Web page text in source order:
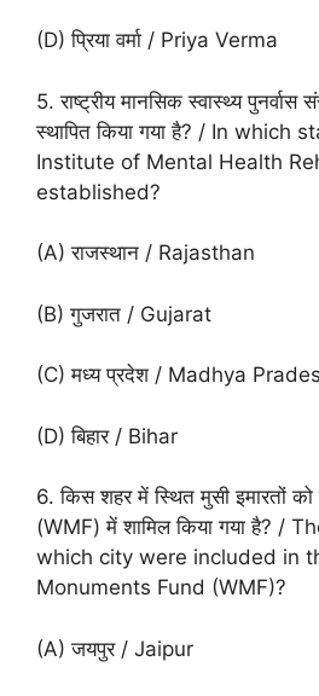
(D) प्रिया वर्मा / Priya Verma
5. राष्ट्रीय मानसिक स्वास्थ्य पुनर्वास
स्थापित किया गया है? / In which
Institute of Mental Health
established?
(A) राजस्थान / Rajasthan
(B) गुजरात / Gujarat
(C) मध्य प्रदेश / Madhya
(D) बिहार / Bihar
6. किस शहर में स्थित मुसी इमारतों को
(WMF) में शामिल किया गया है? /
which city were included in
Monuments Fund (WMF)?
(A) जयपुर / Jaipur